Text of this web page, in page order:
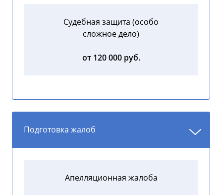
Судебная защита (особо
сложное дело)
от 120 000 руб.
Подготовка жалоб
Апелляционная жалоба